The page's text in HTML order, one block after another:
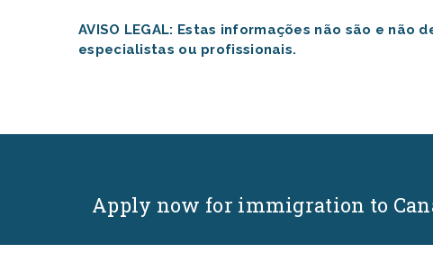
AVISO LEGAL: Estas informações não são e não
especialistas ou profissionais.
Apply now for immigration to